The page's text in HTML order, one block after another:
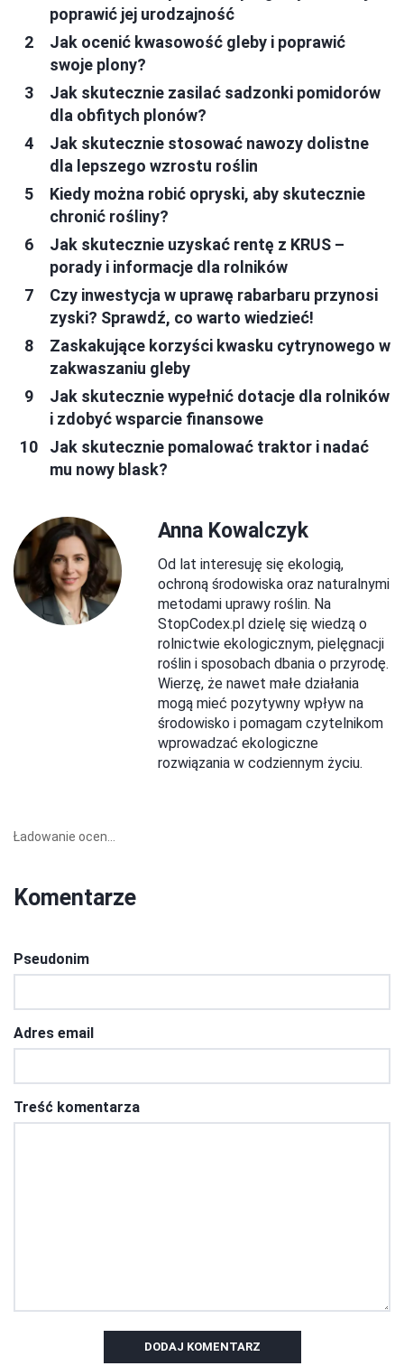
poprawić jej urodzajność
Jak ocenić kwasowość gleby i poprawić
swoje plony?
Jak skutecznie zasilać sadzonki pomidorów
dla obfitych plonów?
Jak skutecznie stosować nawozy dolistne
dla lepszego wzrostu roślin
Kiedy można robić opryski, aby skutecznie
chronić rośliny?
Jak skutecznie uzyskać rentę z KRUS –
porady i informacje dla rolników
Czy inwestycja w uprawę rabarbaru przynosi
zyski? Sprawdź, co warto wiedzieć!
Zaskakujące korzyści kwasku cytrynowego w
zakwaszaniu gleby
Jak skutecznie wypełnić dotacje dla rolników
i zdobyć wsparcie finansowe
Jak skutecznie pomalować traktor i nadać
mu nowy blask?
Anna Kowalczyk
Od lat interesuję się ekologią,
ochroną środowiska oraz naturalnymi
metodami uprawy roślin. Na
StopCodex.pl dzielę się wiedzą o
rolnictwie ekologicznym, pielęgnacji
roślin i sposobach dbania o przyrodę.
Wierzę, że nawet małe działania
mogą mieć pozytywny wpływ na
środowisko i pomagam czytelnikom
wprowadzać ekologiczne
rozwiązania w codziennym życiu.
Ładowanie ocen...
Komentarze
Pseudonim
Adres email
Treść komentarza
DODAJ KOMENTARZ